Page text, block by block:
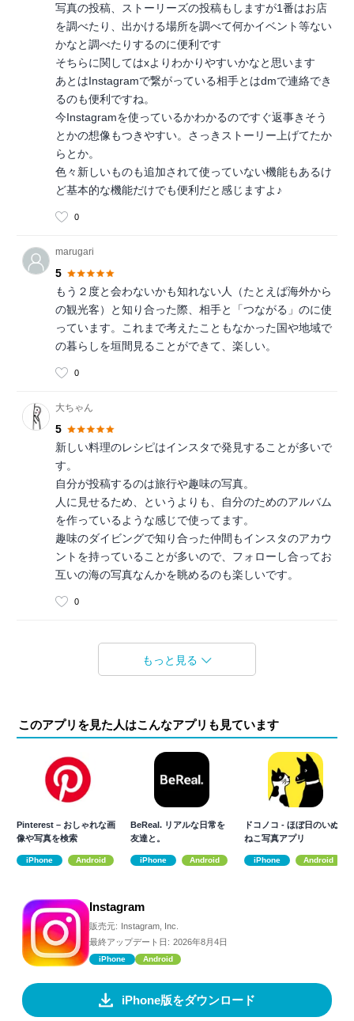
写真の投稿、ストーリーズの投稿もしますが1番はお店
を調べたり、出かける場所を調べて何かイベント等ない
かなと調べたりするのに便利です
そちらに関してはxよりわかりやすいかなと思います
あとはInstagramで繋がっている相手とはdmで連絡でき
るのも便利ですね。
今Instagramを使っているかわかるのですぐ返事きそう
とかの想像もつきやすい。さっきストーリー上げてたか
らとか。
色々新しいものも追加されて使っていない機能もあるけ
ど基本的な機能だけでも便利だと感じますよ♪
0
marugari
5
もう２度と会わないかも知れない人（たとえば海外から
の観光客）と知り合った際、相手と「つながる」のに使
っています。これまで考えたこともなかった国や地域で
の暮らしを垣間見ることができて、楽しい。
0
大ちゃん
5
新しい料理のレシピはインスタで発見することが多いで
す。
自分が投稿するのは旅行や趣味の写真。
人に見せるため、というよりも、自分のためのアルバム
を作っているような感じで使ってます。
趣味のダイビングで知り合った仲間もインスタのアカウ
ントを持っていることが多いので、フォローし合ってお
互いの海の写真なんかを眺めるのも楽しいです。
0
もっと見る
このアプリを見た人はこんなアプリも見ています
Pinterest – おしゃれな画
像や写真を検索
iPhone Android
BeReal. リアルな日常を
友達と。
iPhone Android
ドコノコ - ほぼ日のいぬ
ねこ写真アプリ
iPhone Android
Instagram
販売元: Instagram, Inc.
最終アップデート日: 2026年8月4日
iPhone Android
iPhone版をダウンロード